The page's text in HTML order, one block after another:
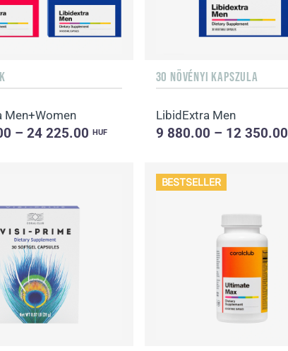
Men+Women
– 24 225.00HUF
30 NÖVÉNYI KAPSZULA
LibidExtra Men
9 880.00 – 12 350.00
BESTSELLER